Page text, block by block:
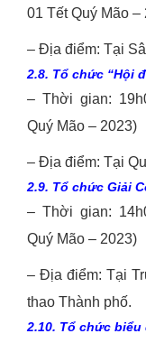
01 Tết Quý Mão –
– Địa điểm: Tại
2.8. Tổ chức “Hội
– Thời gian:
Quý Mão – 2023)
– Địa điểm: Tại
2.9. Tổ chức Giải
– Thời gian:
Quý Mão – 2023)
– Địa điểm: Tại
thao Thành phố.
2.10. Tổ chức